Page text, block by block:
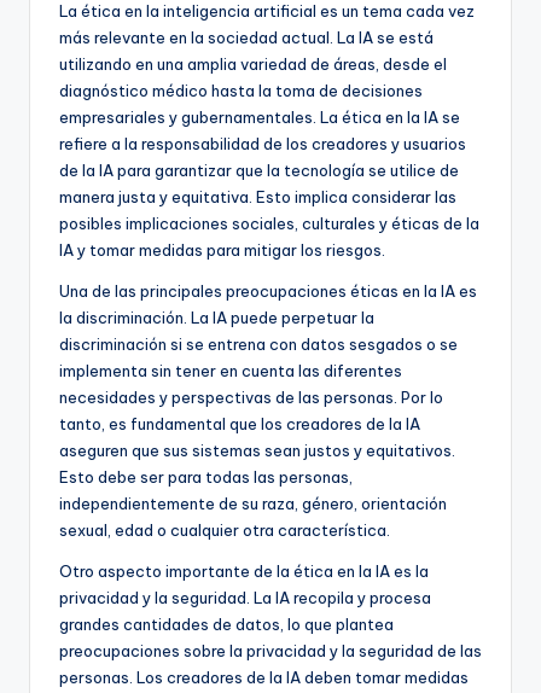
La ética en la inteligencia artificial es un tema cada vez
más relevante en la sociedad actual. La IA se está
utilizando en una amplia variedad de áreas, desde el
diagnóstico médico hasta la toma de decisiones
empresariales y gubernamentales. La ética en la IA se
refiere a la responsabilidad de los creadores y usuarios
de la IA para garantizar que la tecnología se utilice de
manera justa y equitativa. Esto implica considerar las
posibles implicaciones sociales, culturales y éticas de la
IA y tomar medidas para mitigar los riesgos.
Una de las principales preocupaciones éticas en la IA es
la discriminación. La IA puede perpetuar la
discriminación si se entrena con datos sesgados o se
implementa sin tener en cuenta las diferentes
necesidades y perspectivas de las personas. Por lo
tanto, es fundamental que los creadores de la IA
aseguren que sus sistemas sean justos y equitativos.
Esto debe ser para todas las personas,
independientemente de su raza, género, orientación
sexual, edad o cualquier otra característica.
Otro aspecto importante de la ética en la IA es la
privacidad y la seguridad. La IA recopila y procesa
grandes cantidades de datos, lo que plantea
preocupaciones sobre la privacidad y la seguridad de las
personas. Los creadores de la IA deben tomar medidas